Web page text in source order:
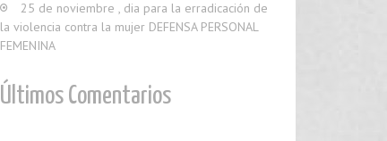
25 de noviembre , dia para la erradicación de
la violencia contra la mujer DEFENSA PERSONAL
FEMENINA
Últimos Comentarios